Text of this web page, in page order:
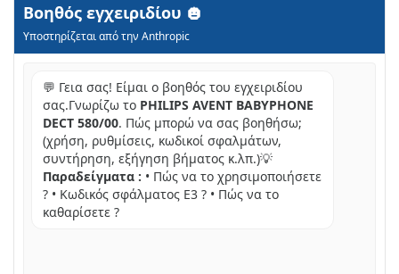
Βοηθός εγχειριδίου
Υποστηρίζεται από την Anthropic
💬 Γεια σας! Είμαι ο βοηθός του εγχειριδίου
σας.Γνωρίζω το PHILIPS AVENT BABYPHONE
DECT 580/00. Πώς μπορώ να σας βοηθήσω;
(χρήση, ρυθμίσεις, κωδικοί σφαλμάτων,
συντήρηση, εξήγηση βήματος κ.λπ.)💡
Παραδείγματα : • Πώς να το χρησιμοποιήσετε
? • Κωδικός σφάλματος E3 ? • Πώς να το
καθαρίσετε ?